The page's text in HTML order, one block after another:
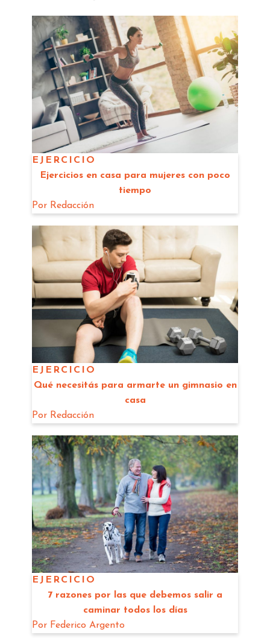
EJERCICIO
Ejercicios en casa para mujeres con poco
tiempo
Por Redacción
EJERCICIO
Qué necesitás para armarte un gimnasio en
casa
Por Redacción
EJERCICIO
7 razones por las que debemos salir a
caminar todos los días
Por Federico Argento